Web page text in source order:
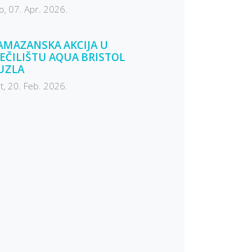
07. Apr. 2026.
AKCIJA U
AQUA BRISTOL
20. Feb. 2026.